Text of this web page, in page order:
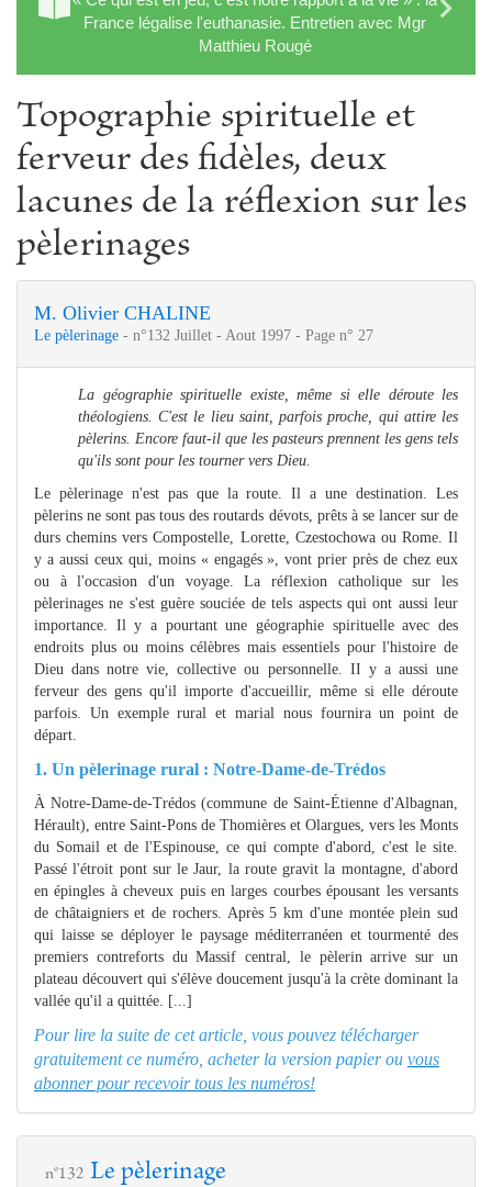
France légalise l'euthanasie. Entretien avec Mgr
Matthieu Rougé
Topographie spirituelle et
ferveur des fidèles, deux
lacunes de la réflexion sur les
pèlerinages
M. Olivier CHALINE
Le pèlerinage - n°132 Juillet - Aout 1997 - Page n° 27
La géographie spirituelle existe, même si elle déroute les
théologiens. C'est le lieu saint, parfois proche, qui attire les
pèlerins. Encore faut-il que les pasteurs prennent les gens tels
qu'ils sont pour les tourner vers Dieu.
Le pèlerinage n'est pas que la route. Il a une destination. Les
pèlerins ne sont pas tous des routards dévots, prêts à se lancer sur de
durs chemins vers Compostelle, Lorette, Czestochowa ou Rome. Il
y a aussi ceux qui, moins « engagés », vont prier près de chez eux
ou à l'occasion d'un voyage. La réflexion catholique sur les
pèlerinages ne s'est guère souciée de tels aspects qui ont aussi leur
importance. Il y a pourtant une géographie spirituelle avec des
endroits plus ou moins célèbres mais essentiels pour l'histoire de
Dieu dans notre vie, collective ou personnelle. II y a aussi une
ferveur des gens qu'il importe d'accueillir, même si elle déroute
parfois. Un exemple rural et marial nous fournira un point de
départ.
1. Un pèlerinage rural : Notre-Dame-de-Trédos
À Notre-Dame-de-Trédos (commune de Saint-Étienne d'Albagnan,
Hérault), entre Saint-Pons de Thomières et Olargues, vers les Monts
du Somail et de l'Espinouse, ce qui compte d'abord, c'est le site.
Passé l'étroit pont sur le Jaur, la route gravit la montagne, d'abord
en épingles à cheveux puis en larges courbes épousant les versants
de châtaigniers et de rochers. Après 5 km d'une montée plein sud
qui laisse se déployer le paysage méditerranéen et tourmenté des
premiers contreforts du Massif central, le pèlerin arrive sur un
plateau découvert qui s'élève doucement jusqu'à la crète dominant la
vallée qu'il a quittée. [...]
Pour lire la suite de cet article, vous pouvez télécharger
gratuitement ce numéro, acheter la version papier ou vous
abonner pour recevoir tous les numéros!
n°132 Le pèlerinage